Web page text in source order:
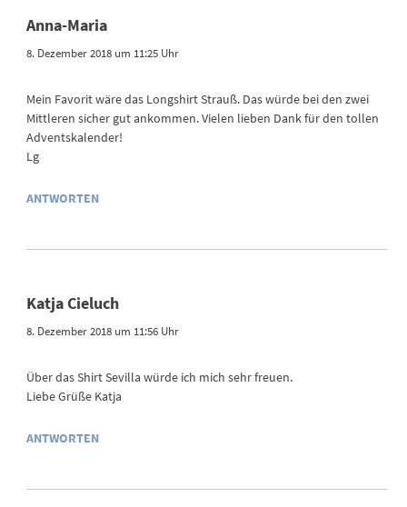
Anna-Maria
8. Dezember 2018 um 11:25 Uhr
Mein Favorit wäre das Longshirt Strauß. Das würde bei den zwei
Mittleren sicher gut ankommen. Vielen lieben Dank für den tollen
Adventskalender!
Lg
ANTWORTEN
Katja Cieluch
8. Dezember 2018 um 11:56 Uhr
Über das Shirt Sevilla würde ich mich sehr freuen.
Liebe Grüße Katja
ANTWORTEN